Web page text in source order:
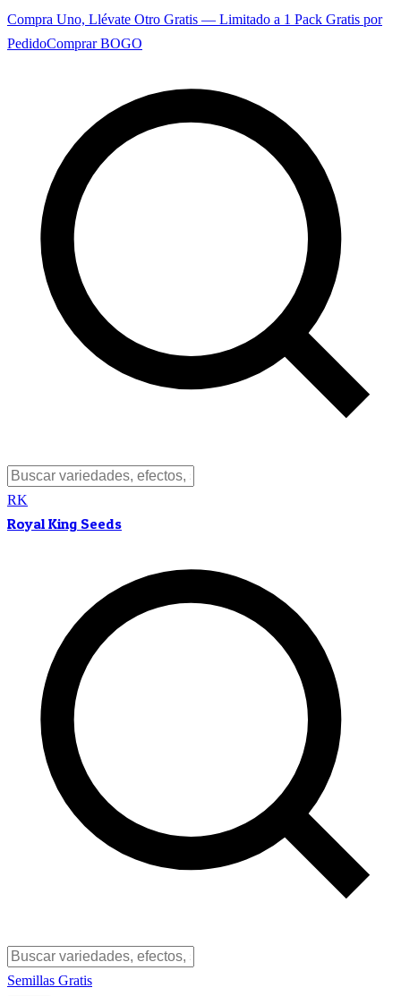
Compra Uno, Llévate Otro Gratis — Limitado a 1 Pack Gratis por
PedidoComprar BOGO
RK
Royal King Seeds
Semillas Gratis